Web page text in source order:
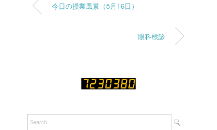
今日の授業風景（5月16日）
眼科検診